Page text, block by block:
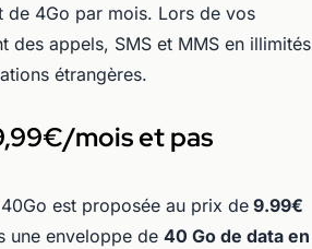
de 4Go par mois. Lors de vos
des appels, SMS et MMS en illimités
étrangères.
mois et pas
est proposée au prix de 9.99€
une enveloppe de 40 Go de data en